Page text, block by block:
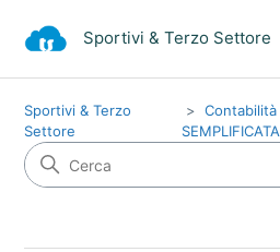
Sportivi & Terzo Settore
Sportivi & Terzo
Settore
Contabilità
SEMPLIFICATA